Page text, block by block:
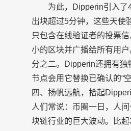
为此，Dipperin引入了
出块超过5分钟，这些天使
只包含在线验证者的投票
小的区块并广播给所有用
分之二。Dipperin还拥有独
节点会用它替换已确认的“空
四、扬帆远航，拾起
人们常说：币圈一日，人
块链行业的巨大波动。比